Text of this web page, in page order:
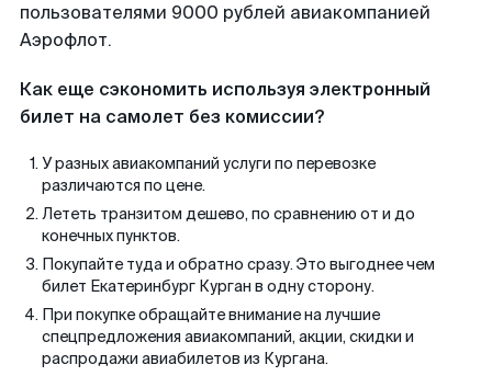
пользователями 9000 рублей авиакомпанией
Аэрофлот.
Как еще сэкономить используя электронный
билет на самолет без комиссии?
У разных авиакомпаний услуги по перевозке
различаются по цене.
Лететь транзитом дешево, по сравнению от и до
конечных пунктов.
Покупайте туда и обратно сразу. Это выгоднее чем
билет Екатеринбург Курган в одну сторону.
При покупке обращайте внимание на лучшие
спецпредложения авиакомпаний, акции, скидки и
распродажи авиабилетов из Кургана.